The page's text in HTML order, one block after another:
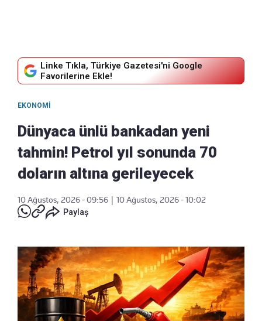
Linke Tıkla, Türkiye Gazetesi'ni Google
Favorilerine Ekle!
EKONOMI
Dünyaca ünlü bankadan yeni
tahmin! Petrol yıl sonunda 70
doların altına gerileyecek
10 Ağustos, 2026 - 09:56
10 Ağustos, 2026 - 10:02
Paylaş